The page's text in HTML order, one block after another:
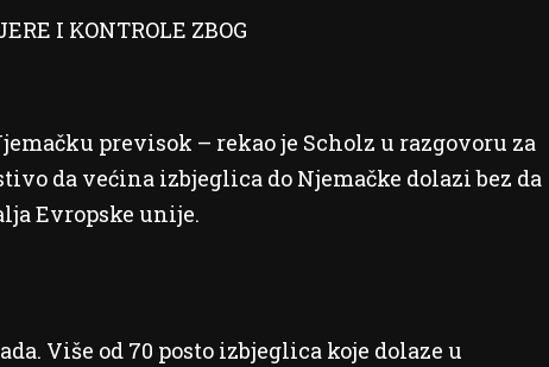
previsok – rekao je Scholz u razgovoru za
da većina izbjeglica do Njemačke dolazi bez da
Evropske unije.
Više od 70 posto izbjeglica koje dolaze u